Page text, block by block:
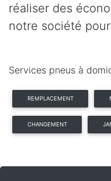
réaliser des
notre société
Services pneus à
REMPLACEMENT
CHANGEMENT